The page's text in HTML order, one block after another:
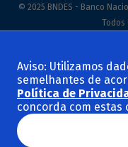
© 2025 BNDES - Banco
Todos
Aviso: Utilizamos
semelhantes de
Política de
concorda com estas